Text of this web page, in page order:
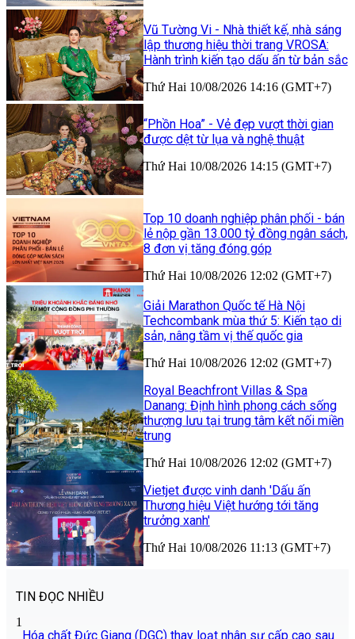
Vũ Tường Vi - Nhà thiết kế, nhà sáng
lập thương hiệu thời trang VROSA:
Hành trình kiến tạo dấu ấn từ bản sắc
Thứ Hai 10/08/2026 14:16 (GMT+7)
“Phồn Hoa” - Vẻ đẹp vượt thời gian
được dệt từ lụa và nghệ thuật
Thứ Hai 10/08/2026 14:15 (GMT+7)
Top 10 doanh nghiệp phân phối - bán
lẻ nộp gần 13.000 tỷ đồng ngân sách,
8 đơn vị tăng đóng góp
Thứ Hai 10/08/2026 12:02 (GMT+7)
Giải Marathon Quốc tế Hà Nội
Techcombank mùa thứ 5: Kiến tạo di
sản, nâng tầm vị thế quốc gia
Thứ Hai 10/08/2026 12:02 (GMT+7)
Royal Beachfront Villas & Spa
Danang: Định hình phong cách sống
thượng lưu tại trung tâm kết nối miền
trung
Thứ Hai 10/08/2026 12:02 (GMT+7)
Vietjet được vinh danh 'Dấu ấn
Thương hiệu Việt hướng tới tăng
trưởng xanh'
Thứ Hai 10/08/2026 11:13 (GMT+7)
TIN ĐỌC NHIỀU
1
Hóa chất Đức Giang (DGC) thay loạt nhân sự cấp cao sau